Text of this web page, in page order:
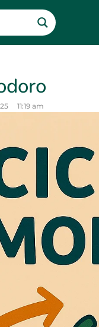
11:19 am